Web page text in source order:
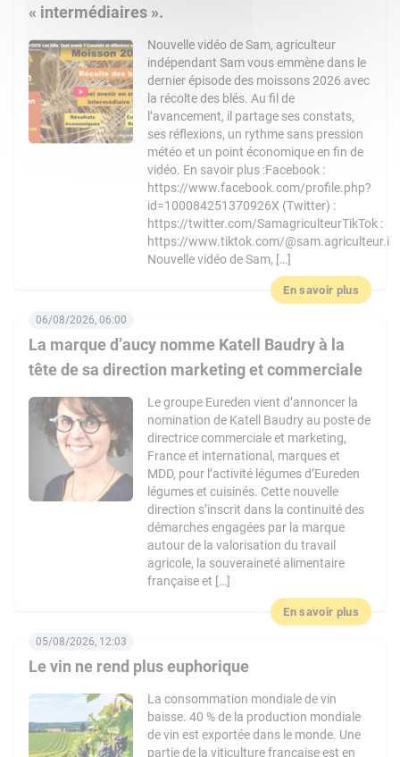
« intermédiaires ».
Nouvelle vidéo de Sam, agriculteur
indépendant Sam vous emmène dans le
dernier épisode des moissons 2026 avec
la récolte des blés. Au fil de
l’avancement, il partage ses constats,
ses réflexions, un rythme sans pression
météo et un point économique en fin de
vidéo. En savoir plus :Facebook :
https://www.facebook.com/profile.php?
id=100084251370926X (Twitter) :
https://twitter.com/SamagriculteurTikTok :
https://www.tiktok.com/@sam.agriculteur.i
Nouvelle vidéo de Sam, […]
En savoir plus
La marque d’aucy nomme Katell Baudry à la
tête de sa direction marketing et commerciale
06/08/2026, 06:00
Le groupe Eureden vient d’annoncer la
nomination de Katell Baudry au poste de
directrice commerciale et marketing,
France et international, marques et
MDD, pour l’activité légumes d’Eureden
légumes et cuisinés. Cette nouvelle
direction s’inscrit dans la continuité des
démarches engagées par la marque
autour de la valorisation du travail
agricole, la souveraineté alimentaire
française et […]
En savoir plus
Le vin ne rend plus euphorique
05/08/2026, 12:03
La consommation mondiale de vin
baisse. 40 % de la production mondiale
de vin est exportée dans le monde. Une
partie de la viticulture française est en